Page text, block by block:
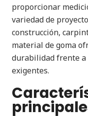
proporcionar
variedad de
construcción,
material de goma
durabilidad frente a
exigentes.